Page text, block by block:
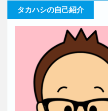
タカハシの自己紹介